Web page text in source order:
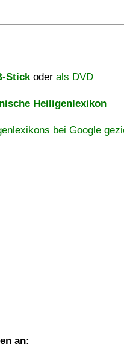
Stickoder als DVD
Heiligenlexikon
bei Google
an: